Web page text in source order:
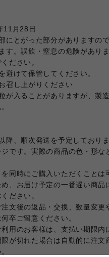
11月28日
にとがった部分がありますの
す。誤飲・窒息の危険があり
ださい。
避けて保管してください。
召し上がりください
が入ることがありますが、製
降、順次発送を予定しておりま
です。実際の商品の色・形な
同時にご購入いただくことは
、お届け予定の一番遅い商品
ださい。
文後の返品・交換、数量変更
卒ご留意ください。
用のお客様は、支払い期限内
が切れた場合は自動的に注